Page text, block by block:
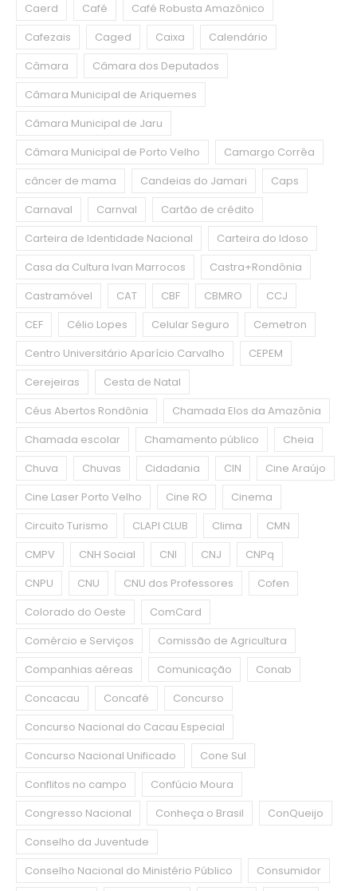
Caerd
Café
Café Robusta Amazônico
Cafezais
Caged Caixa
Calendário
Câmara
Câmara dos Deputados
Câmara Municipal de Ariquemes
Câmara Municipal de Jaru
Câmara Municipal de Porto Velho
Camargo Corrêa
câncer de mama
Candeias do Jamari
Caps
Carnaval
Carnval
Cartão de crédito
Carteira de Identidade Nacional
Carteira do Idoso
Casa da Cultura Ivan Marrocos
Castra+Rondônia
Castramóvel
CAT CBF CBMRO
CCJ
CEF
Célio Lopes Celular Seguro
Cemetron
Centro Universitário Aparício Carvalho
CEPEM
Cerejeiras
Cesta de Natal
Céus Abertos Rondônia
Chamada Elos da Amazônia
Chamada escolar
Chamamento público
Cheia
Chuva
Chuvas Cidadania CIN
Cine Araújo
Cine Laser Porto Velho
Cine RO
Cinema
Circuito Turismo
CLAPI CLUB Clima
CMN
CMPV
CNH Social CNI CNJ
CNPq
CNPU
CNU CNU dos Professores
Cofen
Colorado do Oeste
ComCard
Comércio e Serviços
Comissão de Agricultura
Companhias aéreas
Comunicação
Conab
Concacau
Concafé
Concurso
Concurso Nacional do Cacau Especial
Concurso Nacional Unificado
Cone Sul
Conflitos no campo
Confúcio Moura
Congresso Nacional
Conheça o Brasil
ConQueijo
Conselho da Juventude
Conselho Nacional do Ministério Público
Consumidor